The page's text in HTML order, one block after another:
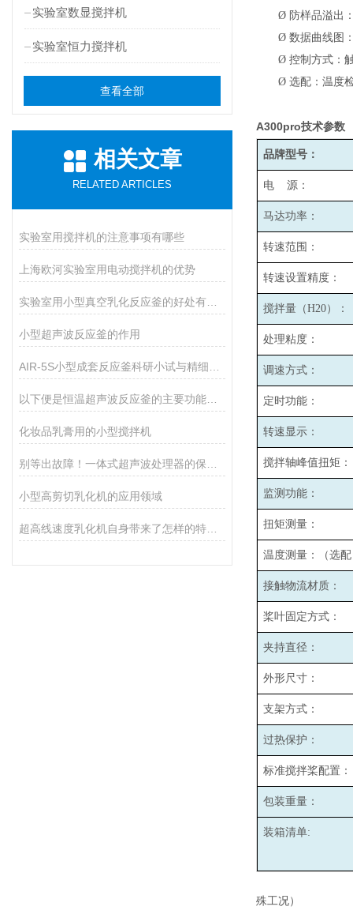
实验室数显搅拌机
实验室恒力搅拌机
查看全部
相关文章
RELATED ARTICLES
实验室用搅拌机的注意事项有哪些
上海欧河实验室用电动搅拌机的优势
小型超声波反应釜的作用
化妆品乳膏用的小型搅拌机
小型高剪切乳化机的应用领域
Ø 防样品溢出
Ø 数据曲线图
Ø 控制方式：
Ø 选配：温度
A300pro技术参数
品牌型号：
电 源：
马达功率：
转速范围：
转速设置精度：
搅拌量（H20）：
处理粘度：
调速方式：
定时功能：
转速显示：
搅拌轴峰值扭矩：
监测功能：
扭矩测量：
温度测量：（选
接触物流材质：
桨叶固定方式：
夹持直径：
外形尺寸：
支架方式：
过热保护：
标准搅拌桨配置：
包装重量：
装箱清单:
殊工况）